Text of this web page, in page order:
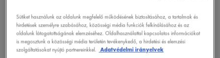
Sütiket használunk az oldalunk megfelelő működésének biztosításához, a tartalmak és
hirdetések személyre szabásához, közösségi média funkciók felkínálásához és az
oldalunk látogatottságának elemzéséhez. Oldalhasználattal kapcsolatos információkat
is megosztunk a közösségi média területén tevékenykedő, a hirdetési és elemzési
szolgáltatásokat nyújtó partnereinkkel.
Adatvédelmi irányelvek